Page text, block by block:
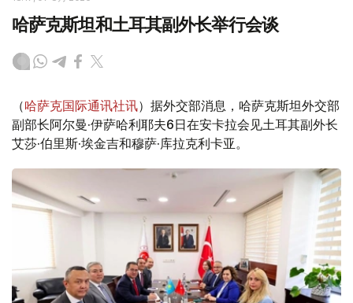
哈萨克斯坦和土耳其副外长举行会谈
（哈萨克国际通讯社讯）据外交部消息，哈萨克斯坦外交部
副部长阿尔曼·伊萨哈利耶夫6日在安卡拉会见土耳其副外长
艾莎·伯里斯·埃金吉和穆萨·库拉克利卡亚。